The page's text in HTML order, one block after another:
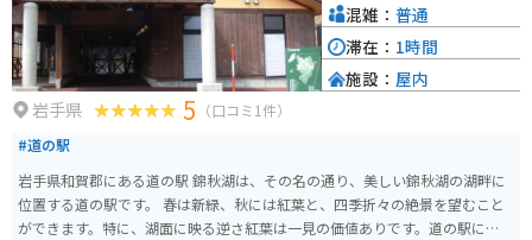
岩手県 5 （口コミ1件）
#道の駅
岩手県和賀郡にある道の駅 錦秋湖は、その名の通り、美しい錦秋湖の湖畔に
位置する道の駅です。 春は新緑、秋には紅葉と、四季折々の絶景を望むこと
ができます。特に、湖面に映る逆さ紅葉は一見の価値ありです。道の駅には、
混雑： 普通
滞在： 1時間
施設： 屋内